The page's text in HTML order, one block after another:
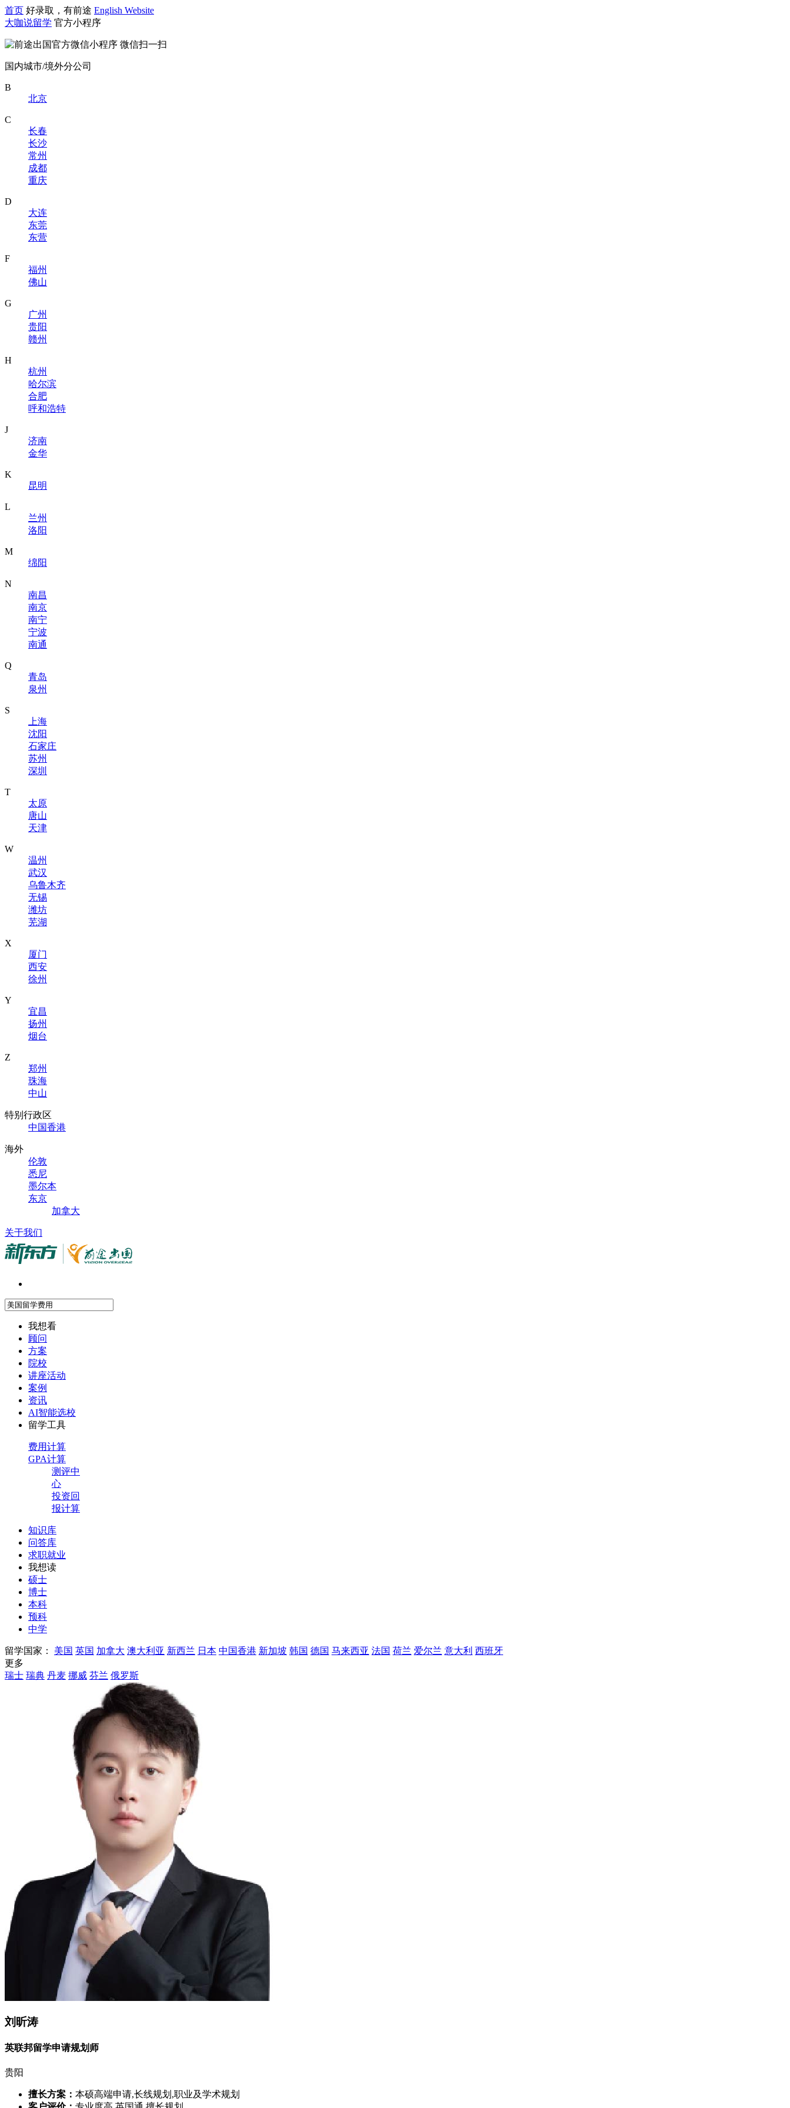
首页 好录取，有前途 English Website
大咖说留学 官方小程序
微信扫一扫
国内城市/境外分公司
B
北京
C
长春
长沙
常州
成都
重庆
D
大连
东莞
东营
F
福州
佛山
G
广州
贵阳
赣州
H
杭州
哈尔滨
合肥
呼和浩特
J
济南
金华
K
昆明
L
兰州
洛阳
M
绵阳
N
南昌
南京
南宁
宁波
南通
Q
青岛
泉州
S
上海
沈阳
石家庄
苏州
深圳
T
太原
唐山
天津
W
温州
武汉
乌鲁木齐
无锡
潍坊
芜湖
X
厦门
西安
徐州
Y
宜昌
扬州
烟台
Z
郑州
珠海
中山
特别行政区
中国香港
海外
伦敦
悉尼
墨尔本
东京
加拿大
关于我们
我想看
顾问
方案
院校
讲座活动
案例
资讯
AI智能选校
留学工具
费用计算
GPA计算
测评中
心
投资回
报计算
知识库
问答库
求职就业
我想读
硕士
博士
本科
预科
中学
留学国家： 美国 英国 加拿大 澳大利亚 新西兰 日本 中国香港 新加坡 韩国 德国 马来西亚 法国 荷兰 爱尔兰 意大利 西班牙
更多
瑞士 瑞典 丹麦 挪威 芬兰 俄罗斯
刘昕涛
英联邦留学申请规划师
贵阳
擅长方案： 本硕高端申请,长线规划,职业及学术规划